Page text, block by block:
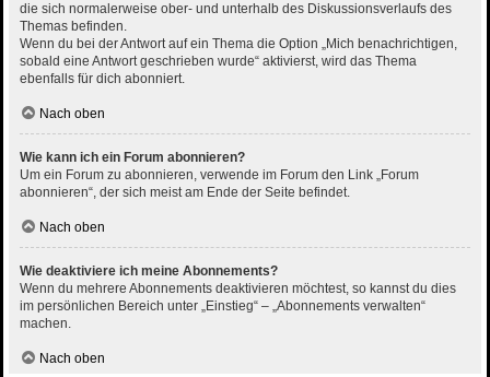
die sich normalerweise ober- und unterhalb des Diskussionsverlaufs des
Themas befinden.
Wenn du bei der Antwort auf ein Thema die Option „Mich benachrichtigen,
sobald eine Antwort geschrieben wurde“ aktivierst, wird das Thema
ebenfalls für dich abonniert.
Nach oben
Wie kann ich ein Forum abonnieren?
Um ein Forum zu abonnieren, verwende im Forum den Link „Forum
abonnieren“, der sich meist am Ende der Seite befindet.
Nach oben
Wie deaktiviere ich meine Abonnements?
Wenn du mehrere Abonnements deaktivieren möchtest, so kannst du dies
im persönlichen Bereich unter „Einstieg“ – „Abonnements verwalten“
machen.
Nach oben